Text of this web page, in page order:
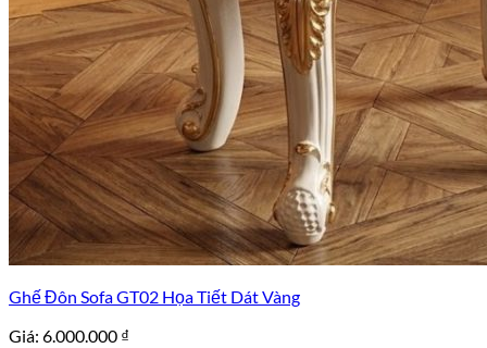
Ghế Đôn Sofa GT02 Họa Tiết Dát Vàng
Giá: 6.000.000 ₫